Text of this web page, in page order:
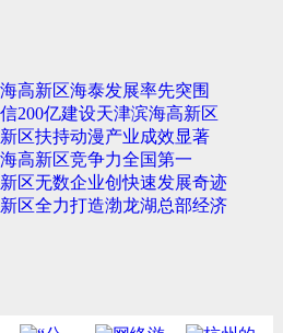
高新区海泰发展率先突围
200亿建设天津滨海高新区
区扶持动漫产业成效显著
高新区竞争力全国第一
区无数企业创快速发展奇迹
区全力打造渤龙湖总部经济